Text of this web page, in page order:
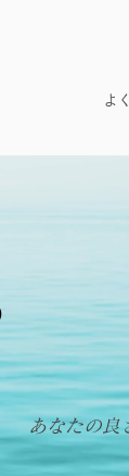
よ
あなたの良